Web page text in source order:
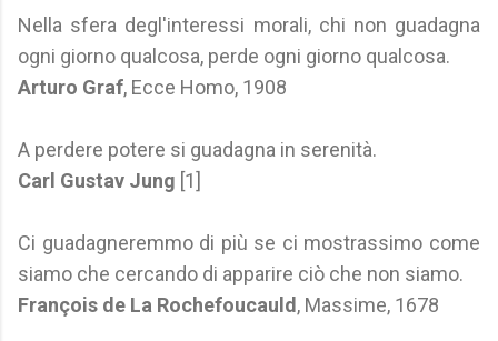
Nella sfera degl'interessi morali, chi non guadagna
ogni giorno qualcosa, perde ogni giorno qualcosa.
Arturo Graf, Ecce Homo, 1908
A perdere potere si guadagna in serenità.
Carl Gustav Jung [1]
Ci guadagneremmo di più se ci mostrassimo come
siamo che cercando di apparire ciò che non siamo.
François de La Rochefoucauld , Massime, 1678